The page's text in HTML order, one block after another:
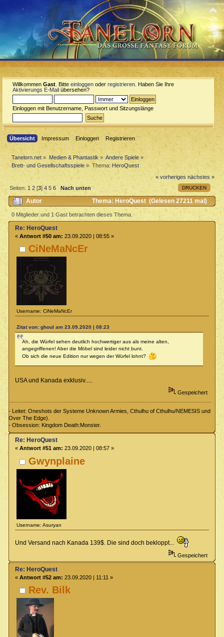
Willkommen Gast . Bitte einloggen oder registrieren . Haben Sie Ihre
Aktivierungs E-Mail übersehen?
Einloggen mit Benutzername, Passwort und Sitzungslänge
Übersicht Impressum Einloggen Registrieren
Tanelorn.net » Medien & Phantastik » Andere Spiele »
Brett- und Gesellschaftsspiele » Thema: HeroQuest
« vorheriges nächstes »
DRUCKEN
Seiten:1 2[3]4 5 6 Nach unten
Autor Thema: HeroQuest (Gelesen 27211 mal)
0 Mitglieder und 1 Gast betrachten dieses Thema.
CiNeMaNcEr
Username: CiNeMaNcEr
Re: HeroQuest
« Antwort #50 am: 23.09.2020 | 08:55 »
Zitat von: ghoul am 23.09.2020 | 08:23
Ah, die Würfel sehen deutlich hochwertiger aus als meine alten,
angegriffenen! Aber die Möbel sind leider nicht bunt.
Ob sich die neue Edition nur wegen der Würfel lohnt?
USA und Kanada exklusiv.....
Gespeichert
- Leitet: Oneshots der Systeme Unknown Armies, Cthulhu of Cthulhu/NEMESIS und
Over The Edge).
- Obsession: Kingdom Death:Monster.
Gwynplaine
Username: Asuryan
Re: HeroQuest
« Antwort #51 am: 23.09.2020 | 08:57 »
Und Versand nach Kanada 139$. Die sind doch bekloppt...
Gespeichert
Rev. Bilk
Re: HeroQuest
« Antwort #52 am: 23.09.2020 | 11:11 »